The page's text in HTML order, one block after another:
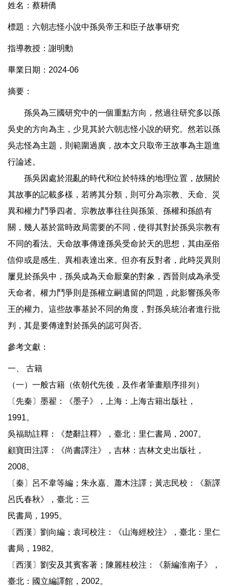
姓名： 蔡耕僑
標題：六朝志怪小說中孫吳帝王和臣子故事研究
指導教授：謝明勳
畢業日期：2024-06
摘要：
孫吳為三國研究中的一個重點方向，然過往研究多以孫
吳史的方向為主，少見其於六朝志怪小說的研究。然若以孫
吳志怪為主題，則範圍過廣，故本文只取帝王故事為主題進
行論述。
孫吳因處於混亂的時代和位於特殊的地理位置，故關於
其故事的記載多樣，若將其分類，則可分為宗教、天命、災
異和權力鬥爭四者。宗教故事往往與孫策、孫權和孫皓有
關，幾人基於當時政局需要的不同，使得其對於孫吳宗教有
不同的看法。天命故事傳達孫吳受命於天的思想，其由巫俗
信仰或是感生、異相表達出來。但亦有反對者，此時災異則
屢見於孫吳中，孫吳成為天命厭棄的對象，西晉則成為承受
天命者。權力鬥爭則是孫權立嗣遺留的問題，此影響孫吳帝
王的權力。這些故事基於不同的角度，對孫吳統治者進行批
判，其是要傳達對於孫吳的認可與否。
參考文獻：
一、 古籍
（一）一般古籍（依朝代先後，及作者筆畫順序排列）
〔先秦〕墨翟：《墨子》，上海：上海古籍出版社，
1991。
吳福助註釋：《楚辭註釋》，臺北：里仁書局，2007。
顧寶田注譯：《尚書譯注》，吉林：吉林文史出版社，
2008。
〔秦〕呂不韋等編；朱永嘉、蕭木注譯；黃志民校：《新譯
呂氏春秋》，臺北：三
民書局，1995。
〔西漢〕劉向編；袁珂校注：《山海經校注》，臺北：里仁
書局，1982。
〔西漢〕劉安及其賓客著；陳麗桂校注：《新編淮南子》，
臺北：國立編譯館，2002。